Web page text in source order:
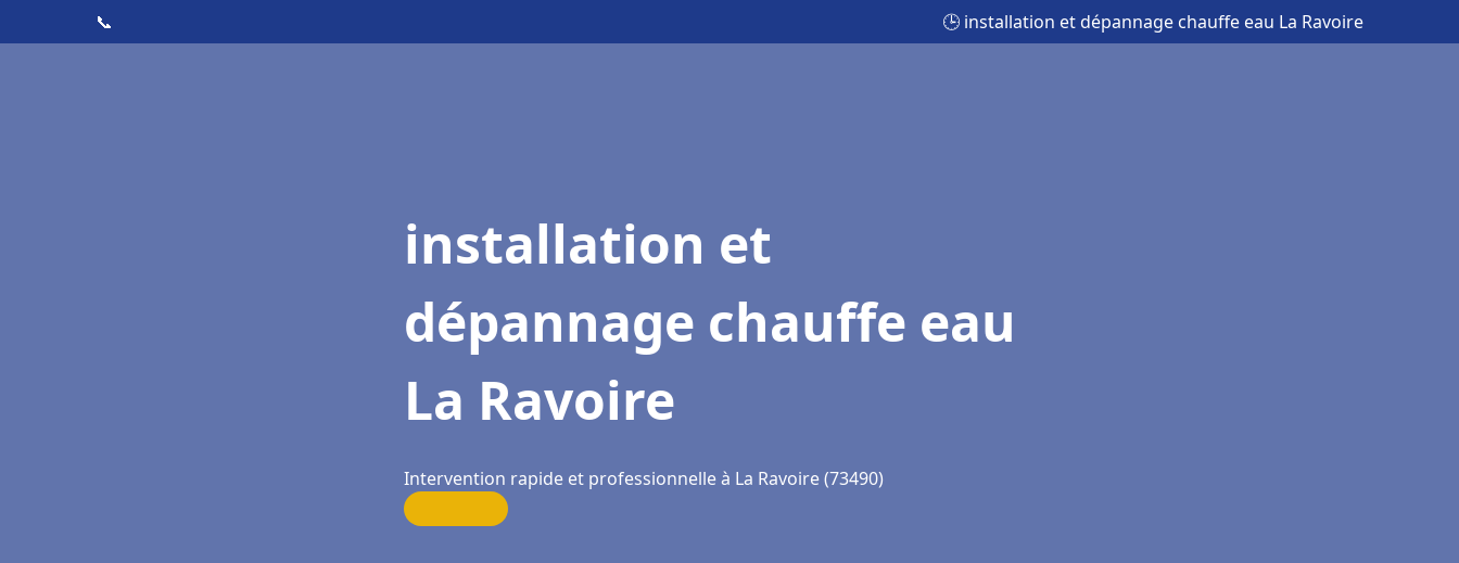
📞 🕒 installation et dépannage chauffe eau La Ravoire
installation et
dépannage chauffe eau
La Ravoire
Intervention rapide et professionnelle à La Ravoire (73490)